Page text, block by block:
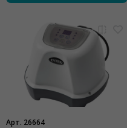
Арт. 26664